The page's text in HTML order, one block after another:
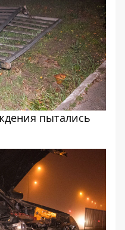
пытались